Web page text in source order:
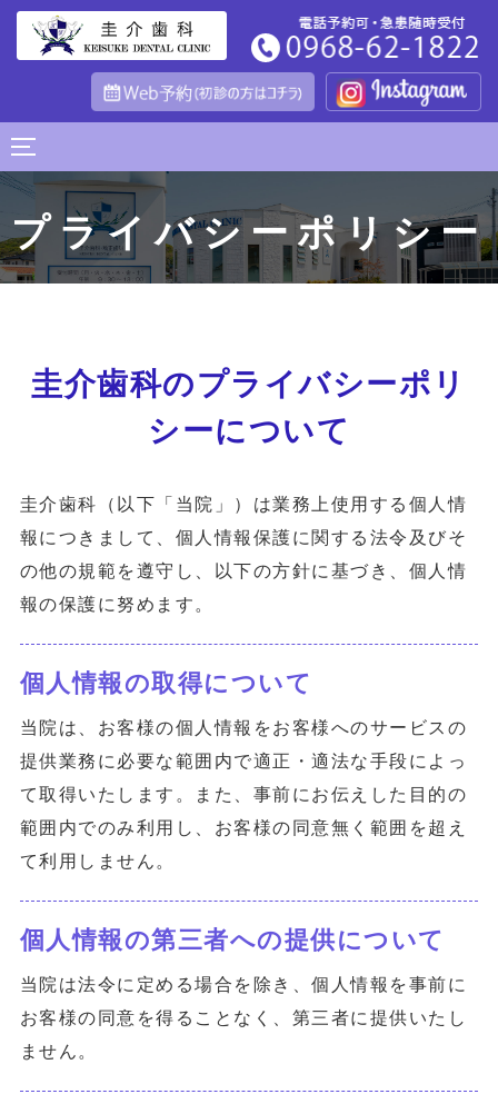
コ
ン
ツ
へ
ス
キ
サイドバーとナビゲーションを切り替える
プライバシーポリシー
圭介歯科のプライバシーポリ
シーについて
圭介歯科（以下「当院」）は業務上使用する個人情
報につきまして、個人情報保護に関する法令及びそ
の他の規範を遵守し、以下の方針に基づき、個人情
報の保護に努めます。
個人情報の取得について
当院は、お客様の個人情報をお客様へのサービスの
提供業務に必要な範囲内で適正・適法な手段によっ
て取得いたします。また、事前にお伝えした目的の
範囲内でのみ利用し、お客様の同意無く範囲を超え
て利用しません。
個人情報の第三者への提供について
当院は法令に定める場合を除き、個人情報を事前に
お客様の同意を得ることなく、第三者に提供いたし
ません。